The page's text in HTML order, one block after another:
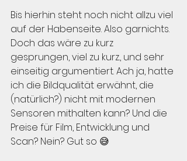
Bis hierhin steht noch nicht allzu viel
auf der Habenseite. Also garnichts.
Doch das wäre zu kurz
gesprungen, viel zu kurz., und sehr
einseitig argumentiert. Ach ja, hatte
ich die Bildqualität erwähnt, die
(natürlich?) nicht mit modernen
Sensoren mithalten kann? Und die
Preise für Film, Entwicklung und
Scan? Nein? Gut so 😅